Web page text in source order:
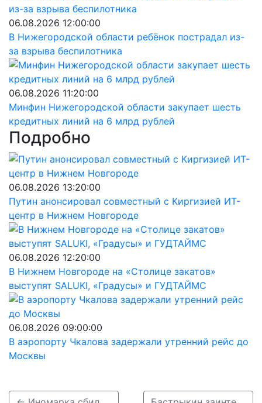
06.08.2026 12:00:00
В Нижегородской области ребёнок пострадал из-
за взрыва беспилотника
06.08.2026 11:20:00
Минфин Нижегородской области закупает шесть
кредитных линий на 6 млрд рублей
Подробно
06.08.2026 13:20:00
Путин анонсировал совместный с Киргизией ИТ-
центр в Нижнем Новгороде
06.08.2026 12:20:00
В Нижнем Новгороде на «Столице закатов»
выступят SALUKI, «Градусы» и ГУДТАЙМС
06.08.2026 09:00:00
В аэропорту Чкалова задержали утренний рейс до
Москвы